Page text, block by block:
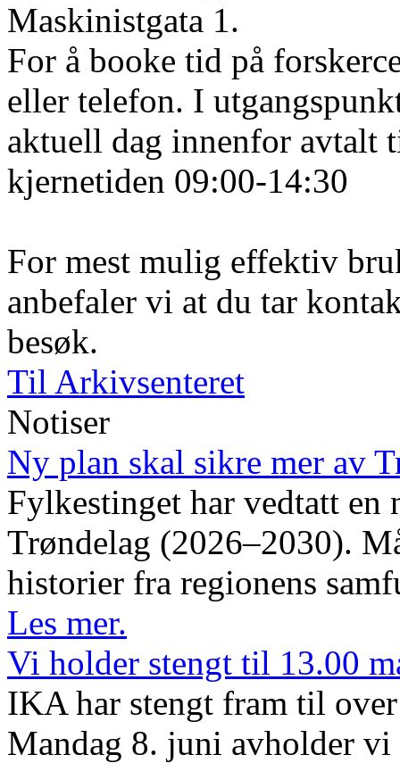
Maskinistgata 1.
For å booke tid på
eller telefon. I
aktuell dag innenfor avtalt
kjernetiden 09:00-14:30
For mest mulig effektiv
anbefaler vi at du tar
besøk.
Til Arkivsenteret
Notiser
Ny plan skal sikre mer av
Fylkestinget har vedtatt
Trøndelag (2026–2030).
historier fra regionens
Les mer.
Vi holder stengt til 13.00
IKA har stengt fram til
Mandag 8. juni avholder